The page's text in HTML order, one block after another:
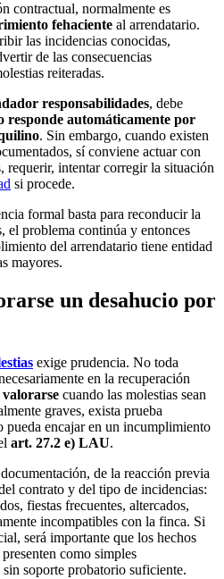
contractual, normalmente es
fehaciente al arrendatario.
las incidencias conocidas,
de las consecuencias
reiteradas.
responsabilidades, debe
responde automáticamente por
. Sin embargo, cuando existen
sí conviene actuar con
intentar corregir la situación
si procede.
formal basta para reconducir la
el problema continúa y entonces
del arrendatario tiene entidad
mayores.
un desahucio por
exige prudencia. No toda
en la recuperación
valorarse cuando las molestias sean
graves, exista prueba
encajar en un incumplimiento
art. 27.2 e) LAU.
de la reacción previa
contrato y del tipo de incidencias:
fiestas frecuentes, altercados,
incompatibles con la finca. Si
será importante que los hechos
como simples
soporte probatorio suficiente.